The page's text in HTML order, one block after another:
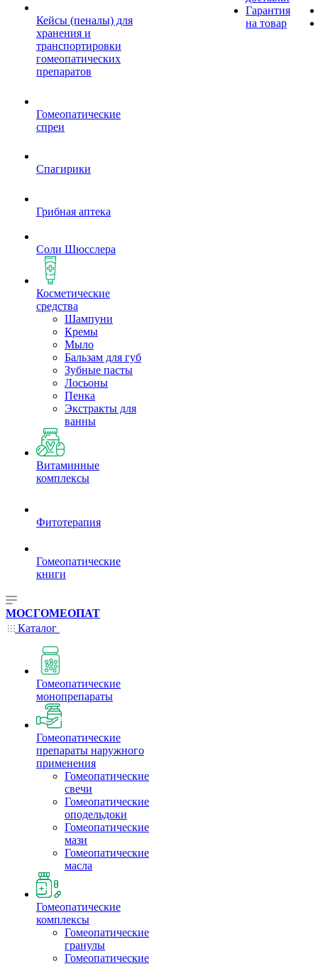
Кейсы (пеналы) для
хранения и
транспортировки
гомеопатических
препаратов
Гомеопатические
спреи
Спагирики
Грибная аптека
Соли Шюсслера
Косметические
средства
Шампуни
Кремы
Мыло
Бальзам для губ
Зубные пасты
Лосьоны
Пенка
Экстракты для
ванны
Витаминные
комплексы
Фитотерапия
Гомеопатические
книги
Гарантия
на товар
МОСГОМЕОПАТ
Каталог
Гомеопатические
монопрепараты
Гомеопатические
препараты наружного
применения
Гомеопатические
свечи
Гомеопатические
оподельдоки
Гомеопатические
мази
Гомеопатические
масла
Гомеопатические
комплексы
Гомеопатические
гранулы
Гомеопатические